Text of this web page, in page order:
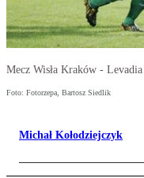
Mecz Wisła Kraków -
Foto: Fotorzepa, Bartosz Siedlik
Michał Kołodziejczyk